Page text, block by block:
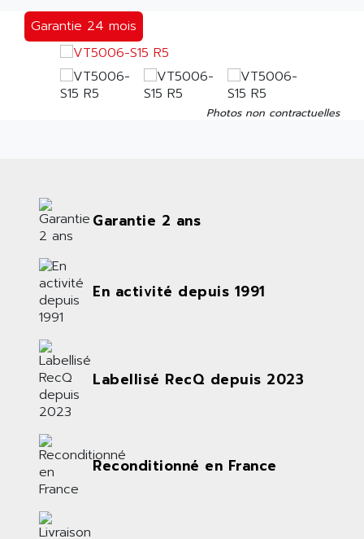
Garantie 24 mois
Photos non contractuelles
Garantie 2 ans
En activité depuis 1991
Labellisé RecQ depuis 2023
Reconditionné en France